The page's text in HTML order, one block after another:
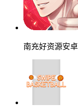
南充好资源安